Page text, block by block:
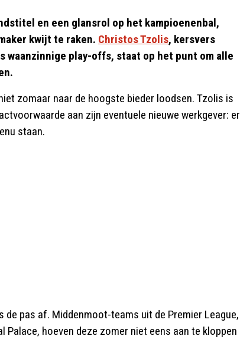
en een glansrol op het kampioenenbal,
kwijt te raken. Christos Tzolis, kersvers
waanzinnige play-offs, staat op het punt om alle
zomaar naar de hoogste bieder loodsen. Tzolis is
aan zijn eventuele nieuwe werkgever: er
staan.
pas af. Middenmoot-teams uit de Premier League,
hoeven deze zomer niet eens aan te kloppen